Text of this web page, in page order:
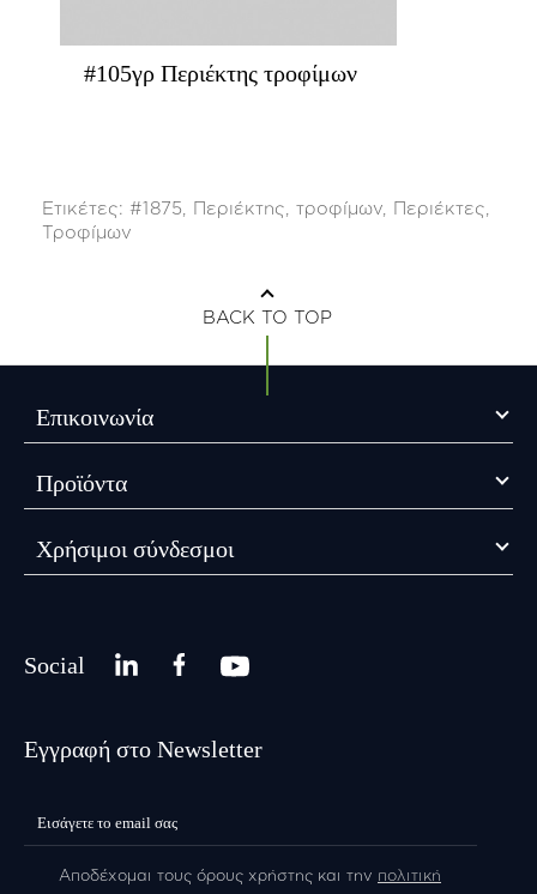
#105γρ Περιέκτης τροφίμων
Ετικέτες: #1875 Περιέκτης τροφίμων Περιέκτες
Τροφίμων
BACK TO TOP
Επικοινωνία
Προϊόντα
Χρήσιμοι σύνδεσμοι
Social
Εγγραφή στο Newsletter
Αποδέχομαι τους όρους χρήστης και την πολιτική